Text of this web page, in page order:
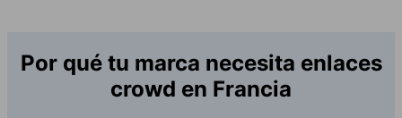
Por qué tu marca necesita enlaces
crowd en Francia